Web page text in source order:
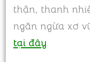
thận, thanh
ngăn ngừa xơ
tại đây